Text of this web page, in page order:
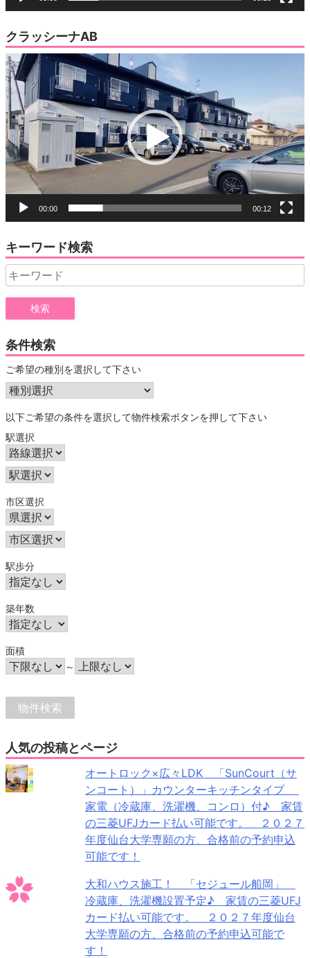
クラッシーナAB
動
画
プ
レ
ー
ヤ
ー
00:00 00:12
キーワード検索
Search
for:
条件検索
ご希望の種別を選択して下さい
以下ご希望の条件を選択して物件検索ボタンを押して下さい
駅選択
市区選択
駅歩分
築年数
面積
～
人気の投稿とページ
オートロック×広々LDK 「SunCourt（サ
ンコート）」カウンターキッチンタイプ
家電（冷蔵庫、洗濯機、コンロ）付♪ 家賃
の三菱UFJカード払い可能です。 ２０２７
年度仙台大学専願の方、合格前の予約申込
可能です！
大和ハウス施工！ 「セジュール船岡」
冷蔵庫、洗濯機設置予定♪ 家賃の三菱UFJ
カード払い可能です。 ２０２７年度仙台
大学専願の方、合格前の予約申込可能で
す！